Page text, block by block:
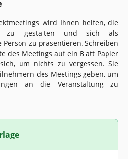
wird Ihnen helfen, die
zu gestalten und sich als
zu präsentieren. Schreiben
des Meetings auf ein Blatt Papier
um nichts zu vergessen. Sie
des Meetings geben, um
an die Veranstaltung zu